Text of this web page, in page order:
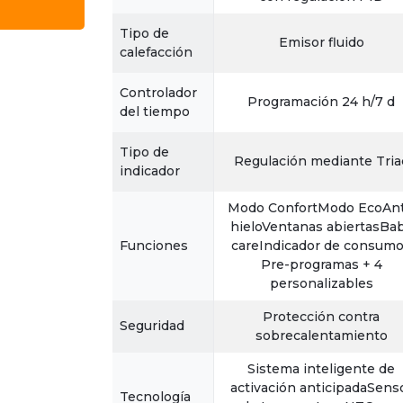
Tipo de
calefacción
Emisor fluido
Controlador
del tiempo
Programación 24 h/7 d
Tipo de
indicador
Regulación mediante
Funciones
Modo ConfortModo
hieloVentanas
careIndicador de
Pre-programas + 4
personalizables
Seguridad
Protección contra
sobrecalentamiento
Tecnología
Sistema inteligente de
activación